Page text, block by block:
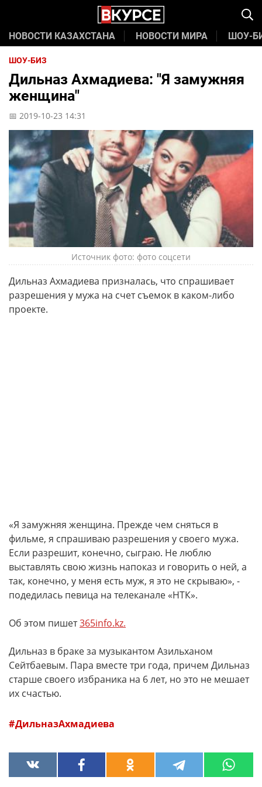
НОВОСТИ КАЗАХСТАНА НОВОСТИ МИРА ШОУ-
ШОУ-БИЗ
Дильназ Ахмадиева: "Я замужняя
женщина"
📅 2019-10-23 14:31
Источник фото: фото соцсети
Дильназ Ахмадиева призналась, что спрашивает
разрешения у мужа на счет съемок в каком-либо
проекте.
«Я замужняя женщина. Прежде чем сняться в
фильме, я спрашиваю разрешения у своего мужа.
Если разрешит, конечно, сыграю. Не люблю
выставлять свою жизнь напоказ и говорить о ней, а
так, конечно, у меня есть муж, я это не скрываю», -
подедилась певица на телеканале «НТК».
Об этом пишет365info.kz.
Дильназ в браке за музыкантом Азильханом
Сейтбаевым. Пара вместе три года, причем Дильназ
старше своего избраника на 6 лет, но это не мешает
их счастью.
ДильназАхмадиева